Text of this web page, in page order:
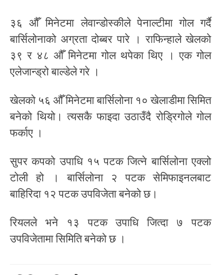
३६ औँ मिनेटमा लेवान्डोस्कीले पेनाल्टीमा गोल गर्दै
बार्सिलोनाको अग्रता दोब्बर पारे । राफिन्हाले खेलको
३९ र ४८ औँ मिनेटमा गोल थपेका थिए । एक गोल
एलेजान्ड्रो बाल्डेले गरे ।
खेलको ५६ औँ मिनेटमा बार्सिलोना १० खेलाडीमा सिमित
बनेको थियो। त्यसकै फाइदा उठाउँदै रोड्रिगोले गोल
फर्काए ।
सुपर कपको उपाधि १५ पटक जित्ने बार्सिलोना एक्लो
टोली हो । बार्सिलोना २ पटक सेमिफाइनलबाट
बाहिरिदा १२ पटक उपविजेता बनेको छ।
रियलले भने १३ पटक उपाधि जित्दा ७ पटक
उपविजेतामा सिमिति बनेको छ ।